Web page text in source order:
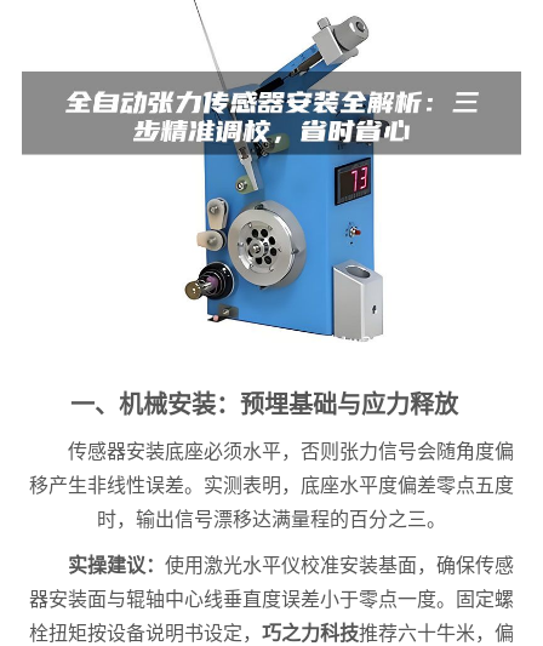
一、机械安装：预埋基础与应力释放
传感器安装底座必须水平，否则张力信号会随角度偏
移产生非线性误差。实测表明，底座水平度偏差零点五度
时，输出信号漂移达满量程的百分之三。
实操建议： 使用激光水平仪校准安装基面，确保传感
器安装面与辊轴中心线垂直度误差小于零点一度。固定螺
栓扭矩按设备说明书设定， 巧之力科技推荐六十牛米，偏